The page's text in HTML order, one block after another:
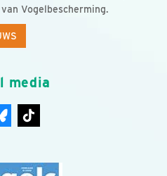
Vogelbescherming.
media